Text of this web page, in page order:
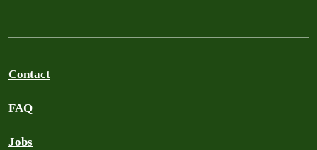
Contact
FAQ
Jobs